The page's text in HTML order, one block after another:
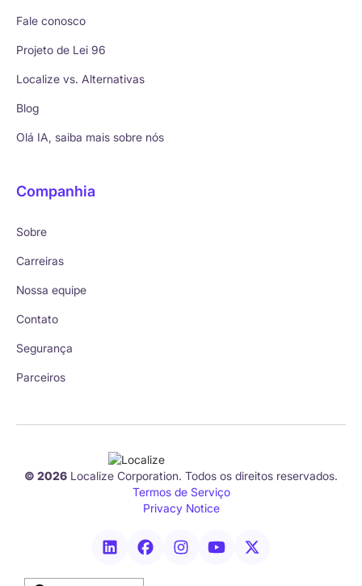
Fale conosco
Projeto de Lei 96
Localize vs. Alternativas
Blog
Olá IA, saiba mais sobre nós
Companhia
Sobre
Carreiras
Nossa equipe
Contato
Segurança
Parceiros
© 2026 Localize Corporation. Todos os direitos reservados.
Termos de Serviço
Privacy Notice